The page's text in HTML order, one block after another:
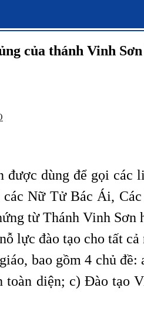
của thánh Vinh
dùng để gọi các
Nữ Tử Bác Ái,
từ Thánh Vinh
lực đào tạo cho tất
bao gồm 4 chủ
toàn diện; c) Đào tạo